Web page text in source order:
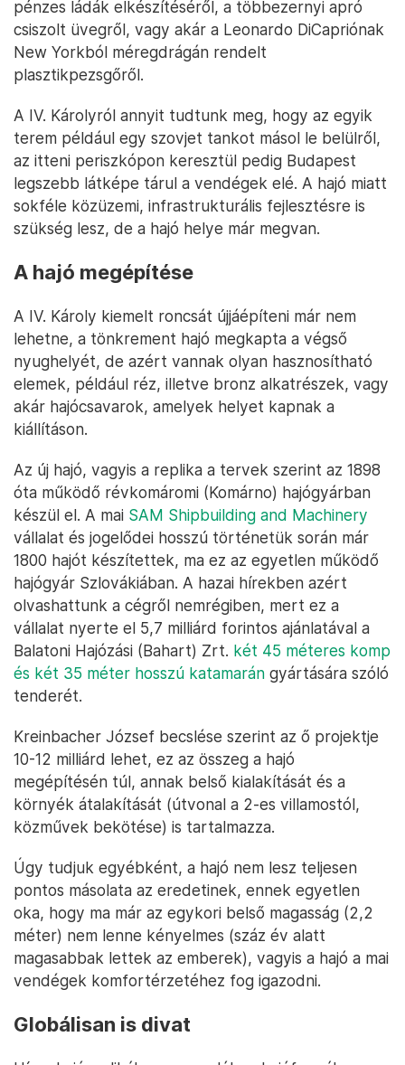
pénzes ládák elkészítéséről, a többezernyi apró
csiszolt üvegről, vagy akár a Leonardo DiCapriónak
New Yorkból méregdrágán rendelt
plasztikpezsgőről.
A IV. Károlyról annyit tudtunk meg, hogy az egyik
terem például egy szovjet tankot másol le belülről,
az itteni periszkópon keresztül pedig Budapest
legszebb látképe tárul a vendégek elé. A hajó miatt
sokféle közüzemi, infrastrukturális fejlesztésre is
szükség lesz, de a hajó helye már megvan.
A hajó megépítése
A IV. Károly kiemelt roncsát újjáépíteni már nem
lehetne, a tönkrement hajó megkapta a végső
nyughelyét, de azért vannak olyan hasznosítható
elemek, például réz, illetve bronz alkatrészek, vagy
akár hajócsavarok, amelyek helyet kapnak a
kiállításon.
Az új hajó, vagyis a replika a tervek szerint az 1898
óta működő révkomáromi (Komárno) hajógyárban
készül el. A mai SAM Shipbuilding and Machinery
vállalat és jogelődei hosszú történetük során már
1800 hajót készítettek, ma ez az egyetlen működő
hajógyár Szlovákiában. A hazai hírekben azért
olvashattunk a cégről nemrégiben, mert ez a
vállalat nyerte el 5,7 milliárd forintos ajánlatával a
Balatoni Hajózási (Bahart) Zrt. két 45 méteres komp
és két 35 méter hosszú katamarán gyártására szóló
tenderét.
Kreinbacher József becslése szerint az ő projektje
10-12 milliárd lehet, ez az összeg a hajó
megépítésén túl, annak belső kialakítását és a
környék átalakítását (útvonal a 2-es villamostól,
közművek bekötése) is tartalmazza.
Úgy tudjuk egyébként, a hajó nem lesz teljesen
pontos másolata az eredetinek, ennek egyetlen
oka, hogy ma már az egykori belső magasság (2,2
méter) nem lenne kényelmes (száz év alatt
magasabbak lettek az emberek), vagyis a hajó a mai
vendégek komfortérzetéhez fog igazodni.
Globálisan is divat